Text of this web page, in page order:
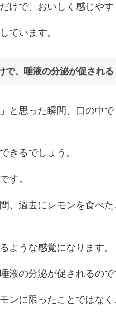
けで、おいしく感じやす
ています。
で、唾液の分泌が促される
と思った瞬間、口の中
きるでしょう。
す。
、過去にレモンを食べ
ような感覚になります。
液の分泌が促されるので
ンに限ったことではな